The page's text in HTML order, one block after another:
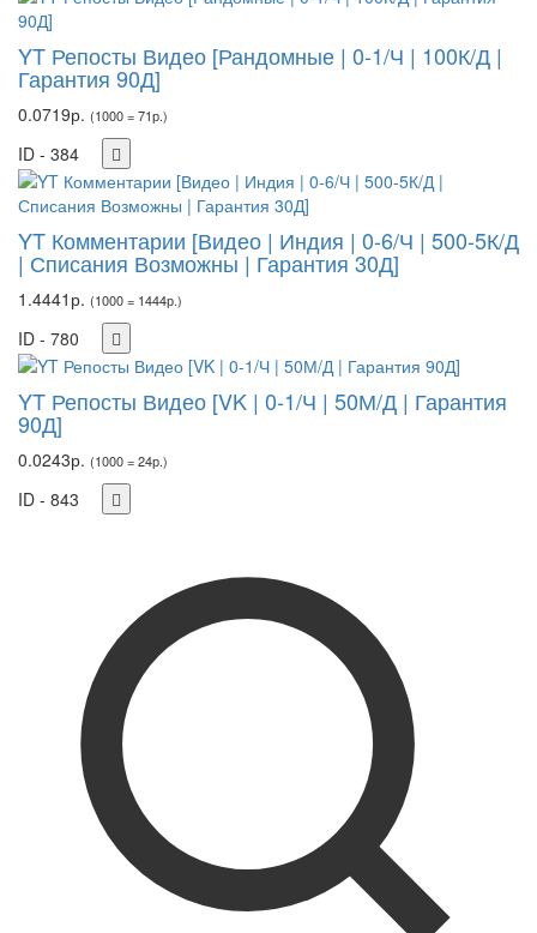
YT Репосты Видео [Рандомные | 0-1/Ч | 100К/Д |
Гарантия 90Д]
0.0719р. (1000 = 71р.)
ID - 384
YT Комментарии [Видео | Индия | 0-6/Ч | 500-5К/Д
| Списания Возможны | Гарантия 30Д]
1.4441р. (1000 = 1444р.)
ID - 780
YT Репосты Видео [VK | 0-1/Ч | 50М/Д | Гарантия
90Д]
0.0243р. (1000 = 24р.)
ID - 843